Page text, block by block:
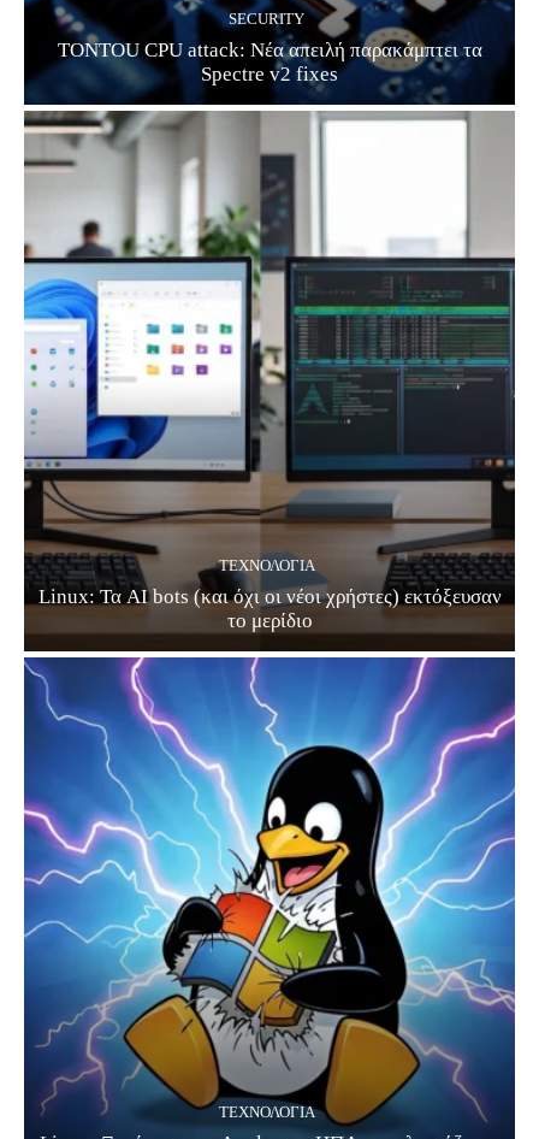
SECURITY
TONTOU CPU attack: Νέα απειλή παρακάμπτει τα
Spectre v2 fixes
ΤΕΧΝΟΛΟΓΊΑ
Linux: Τα AI bots (και όχι οι νέοι χρήστες) εκτόξευσαν
το μερίδιο
ΤΕΧΝΟΛΟΓΊΑ